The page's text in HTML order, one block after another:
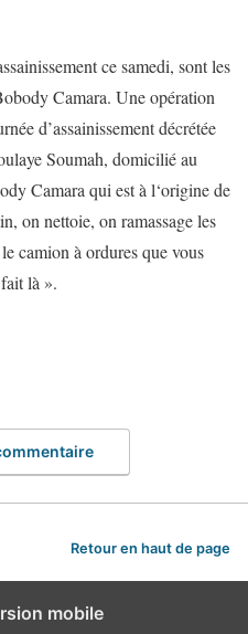
ce samedi, sont les
Camara. Une opération
d’assainissement décrétée
Soumah, domicilié au
Camara qui est à l‘origine de
on nettoie, on ramassage les
camion à ordures que vous
là ».
Retour en haut de page
mobile